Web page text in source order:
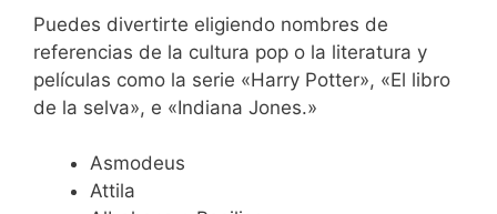
Puedes divertirte eligiendo nombres de
referencias de la cultura pop o la literatura y
películas como la serie «Harry Potter», «El libro
de la selva», e «Indiana Jones.»
Asmodeus
Attila